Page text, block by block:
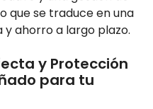
que se traduce en una
ahorro a largo plazo.
y Protección
para tu